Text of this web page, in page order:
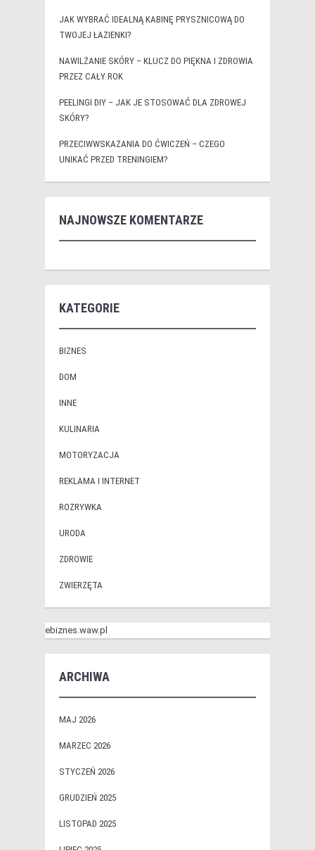
JAK WYBRAĆ IDEALNĄ KABINĘ PRYSZNICOWĄ DO
TWOJEJ ŁAZIENKI?
NAWILŻANIE SKÓRY – KLUCZ DO PIĘKNA I ZDROWIA
PRZEZ CAŁY ROK
PEELINGI DIY – JAK JE STOSOWAĆ DLA ZDROWEJ
SKÓRY?
PRZECIWWSKAZANIA DO ĆWICZEŃ – CZEGO
UNIKAĆ PRZED TRENINGIEM?
NAJNOWSZE KOMENTARZE
KATEGORIE
BIZNES
DOM
INNE
KULINARIA
MOTORYZACJA
REKLAMA I INTERNET
ROZRYWKA
URODA
ZDROWIE
ZWIERZĘTA
ebiznes.waw.pl
ARCHIWA
MAJ 2026
MARZEC 2026
STYCZEŃ 2026
GRUDZIEŃ 2025
LISTOPAD 2025